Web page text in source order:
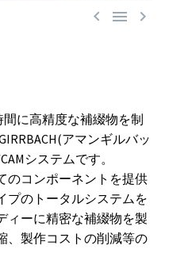
  
に高精度な補綴物を制
アマンギルバッ
システムです。
のコンポーネントを提供
プのトータルシステムを
ィーに精密な補綴物を製
、製作コストの削減等の